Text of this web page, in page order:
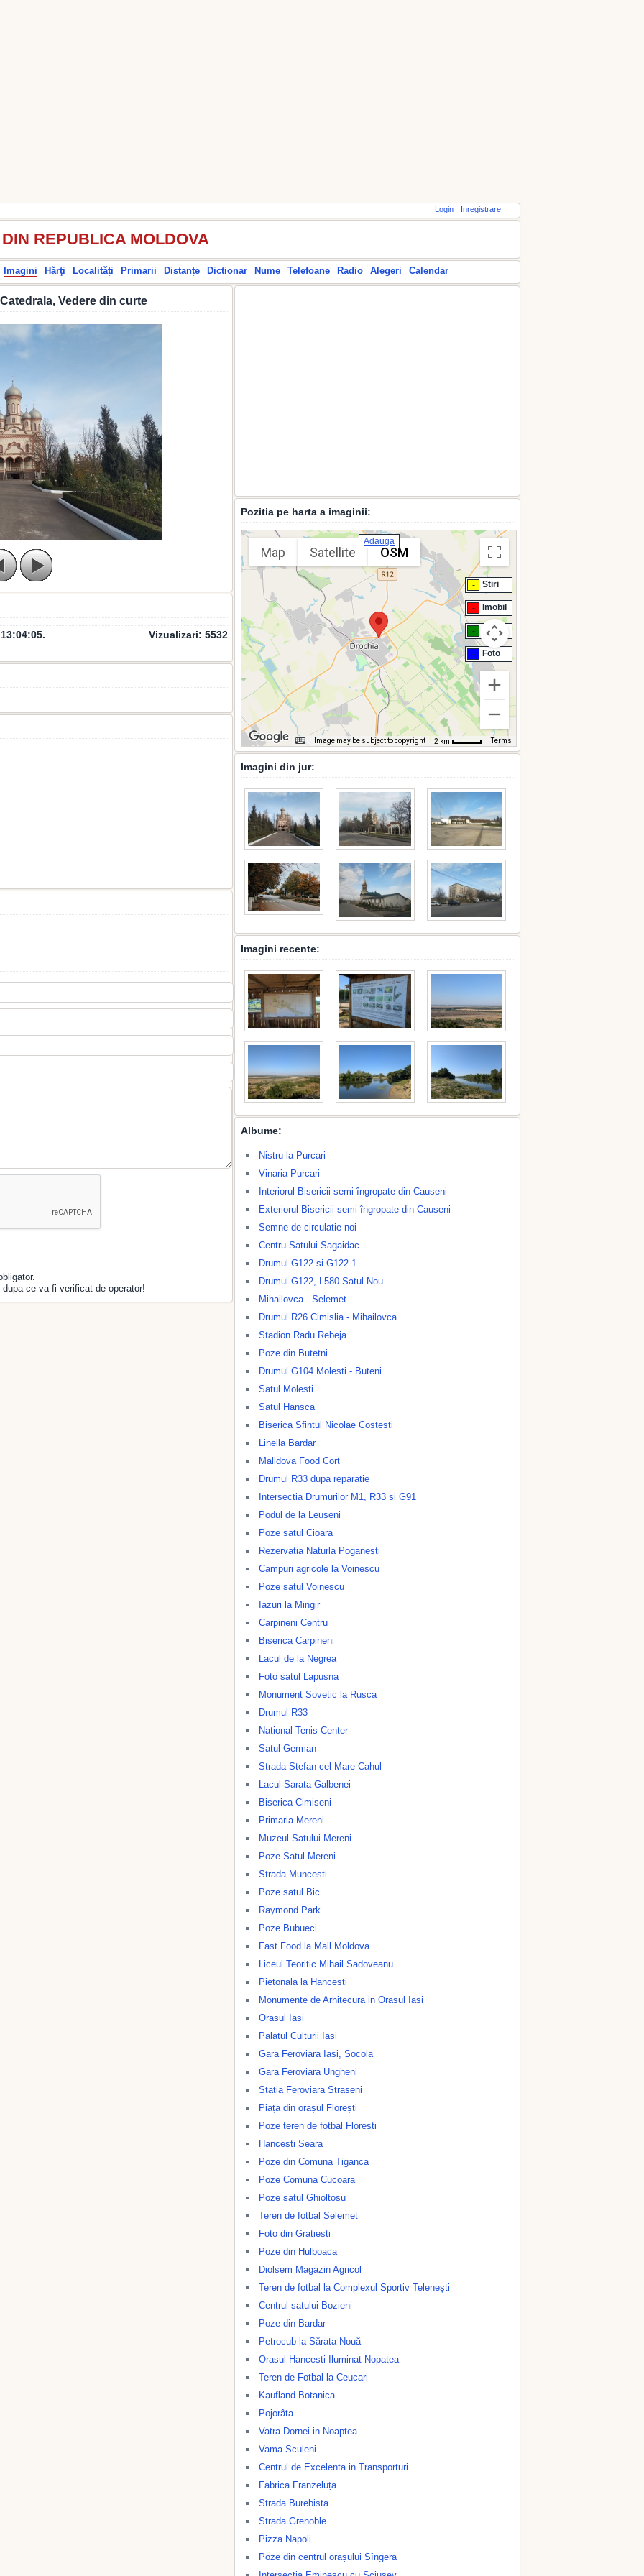
Login Inregistrare
REPUBLICA MOLDOVA
Imagini Hărţi Localități Primarii Distanțe Dictionar Nume Telefoane Radio Alegeri Calendar
Vedere din curte
.
Vizualizari: 5532
ce va fi verificat de operator!
Pozitia pe harta a imaginii:
Map Satellite OSM
Adauga
- Stiri
- Imobil
- Chirie
- Foto
Image may be subject to copyright 2 km Terms
Imagini din jur:
Imagini recente:
Albume:
Nistru la Purcari
Vinaria Purcari
Interiorul Bisericii semi-îngropate din Causeni
Exteriorul Bisericii semi-îngropate din Causeni
Semne de circulatie noi
Centru Satului Sagaidac
Drumul G122 si G122.1
Drumul G122, L580 Satul Nou
Mihailovca - Selemet
Drumul R26 Cimislia - Mihailovca
Stadion Radu Rebeja
Poze din Butetni
Drumul G104 Molesti - Buteni
Satul Molesti
Satul Hansca
Biserica Sfintul Nicolae Costesti
Linella Bardar
Malldova Food Cort
Drumul R33 dupa reparatie
Intersectia Drumurilor M1, R33 si G91
Podul de la Leuseni
Poze satul Cioara
Rezervatia Naturla Poganesti
Campuri agricole la Voinescu
Poze satul Voinescu
Iazuri la Mingir
Carpineni Centru
Biserica Carpineni
Lacul de la Negrea
Foto satul Lapusna
Monument Sovetic la Rusca
Drumul R33
National Tenis Center
Satul German
Strada Stefan cel Mare Cahul
Lacul Sarata Galbenei
Biserica Cimiseni
Primaria Mereni
Muzeul Satului Mereni
Poze Satul Mereni
Strada Muncesti
Poze satul Bic
Raymond Park
Poze Bubueci
Fast Food la Mall Moldova
Liceul Teoritic Mihail Sadoveanu
Pietonala la Hancesti
Monumente de Arhitecura in Orasul Iasi
Orasul Iasi
Palatul Culturii Iasi
Gara Feroviara Iasi, Socola
Gara Feroviara Ungheni
Statia Feroviara Straseni
Piața din orașul Florești
Poze teren de fotbal Florești
Hancesti Seara
Poze din Comuna Tiganca
Poze Comuna Cucoara
Poze satul Ghioltosu
Teren de fotbal Selemet
Foto din Gratiesti
Poze din Hulboaca
Diolsem Magazin Agricol
Teren de fotbal la Complexul Sportiv Telenești
Centrul satului Bozieni
Poze din Bardar
Petrocub la Sărata Nouă
Orasul Hancesti Iluminat Nopatea
Teren de Fotbal la Ceucari
Kaufland Botanica
Pojorâta
Vatra Dornei in Noaptea
Vama Sculeni
Centrul de Excelenta in Transporturi
Fabrica Franzeluța
Strada Burebista
Strada Grenoble
Pizza Napoli
Poze din centrul orașului Sîngera